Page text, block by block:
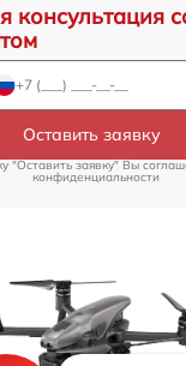
консультация
Оставить заявку
"Оставить заявку" Вы
конфиденциальности